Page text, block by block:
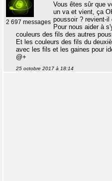
2 697 messages
Vous êtes sûr que
un va et vient, ça
poussoir ? revient-il
Pour nous aider à
couleurs des fils des autres
Et les couleurs des fils du
avec les fils et les gaines pour
@+
25 octobre 2017 à 18:14